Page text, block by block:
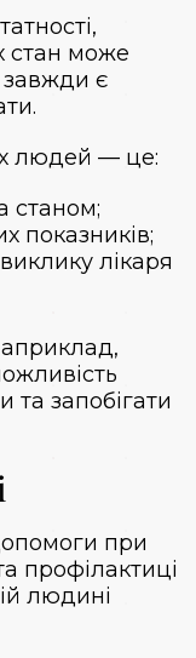
стан може
завжди є
людей — це:
станом;
показників;
лікаря
та запобігати
при
профілактиці
людині